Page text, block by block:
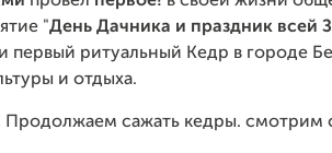
"День Дачника и праздник всей
первый ритуальный Кедр в городе
и отдыха.
Продолжаем сажать кедры. смотрим